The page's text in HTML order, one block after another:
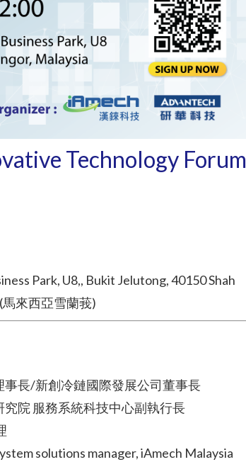
Technology Forum
Park, U8,, Bukit Jelutong, 40150 Shah
(馬來西亞雪蘭莪)
長/新創冷鏈國際發展公司董事長
院 服務系統科技中心副執行長
solutions manager, iAmech Malaysia